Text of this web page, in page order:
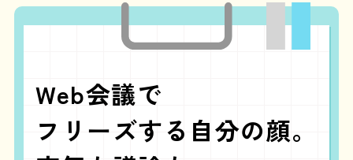
Web会議で
フリーズする 自分の顔。